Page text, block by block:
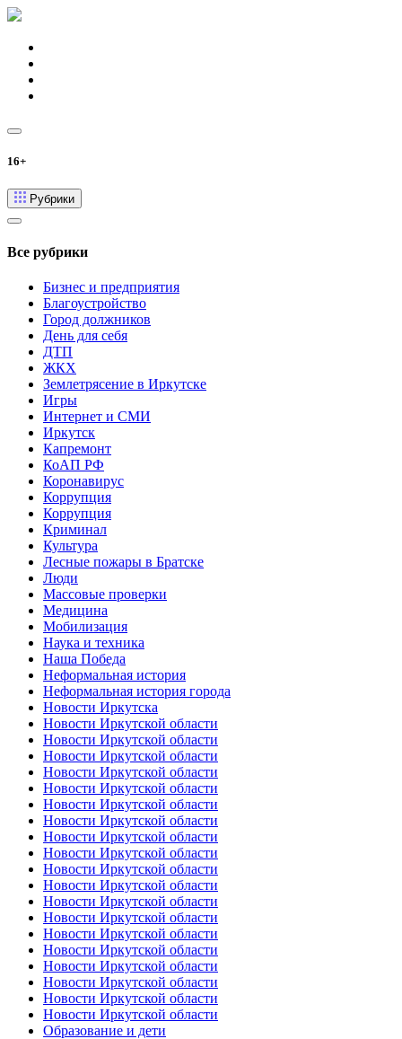
16+
Рубрики
Все рубрики
Бизнес и предприятия
Благоустройство
Город должников
День для себя
ДТП
ЖКХ
Землетрясение в Иркутске
Игры
Интернет и СМИ
Иркутск
Капремонт
КоАП РФ
Коронавирус
Коррупция
Коррупция
Криминал
Культура
Лесные пожары в Братске
Люди
Массовые проверки
Медицина
Мобилизация
Наука и техника
Наша Победа
Неформальная история
Неформальная история города
Новости Иркутска
Новости Иркутской области
Новости Иркутской области
Новости Иркутской области
Новости Иркутской области
Новости Иркутской области
Новости Иркутской области
Новости Иркутской области
Новости Иркутской области
Новости Иркутской области
Новости Иркутской области
Новости Иркутской области
Новости Иркутской области
Новости Иркутской области
Новости Иркутской области
Новости Иркутской области
Новости Иркутской области
Новости Иркутской области
Новости Иркутской области
Новости Иркутской области
Образование и дети